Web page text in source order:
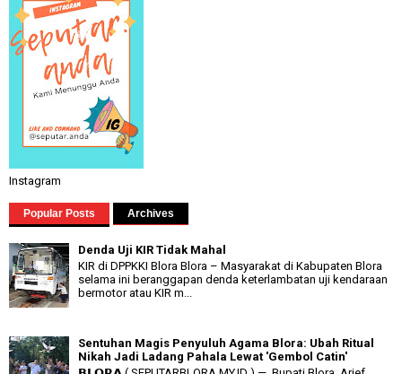
Instagram
Popular Posts Archives
Denda Uji KIR Tidak Mahal
KIR di DPPKKI Blora Blora – Masyarakat di Kabupaten Blora
selama ini beranggapan denda keterlambatan uji kendaraan
bermotor atau KIR m...
Sentuhan Magis Penyuluh Agama Blora: Ubah Ritual
Nikah Jadi Ladang Pahala Lewat 'Gembol Catin'